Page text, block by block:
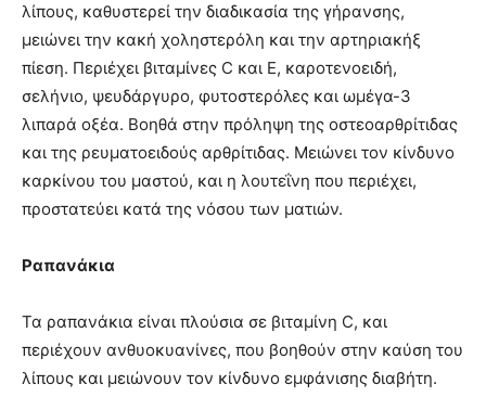
λίπους, καθυστερεί την διαδικασία της γήρανσης,
μειώνει την κακή χοληστερόλη και την αρτηριακήξ
πίεση. Περιέχει βιταμίνες C και E, καροτενοειδή,
σελήνιο, ψευδάργυρο, φυτοστερόλες και ωμέγα-3
λιπαρά οξέα. Βοηθά στην πρόληψη της οστεοαρθρίτιδας
και της ρευματοειδούς αρθρίτιδας. Μειώνει τον κίνδυνο
καρκίνου του μαστού, και η λουτεΐνη που περιέχει,
προστατεύει κατά της νόσου των ματιών.
Ραπανάκια
Τα ραπανάκια είναι πλούσια σε βιταμίνη C, και
περιέχουν ανθυοκυανίνες, που βοηθούν στην καύση του
λίπους και μειώνουν τον κίνδυνο εμφάνισης διαβήτη.